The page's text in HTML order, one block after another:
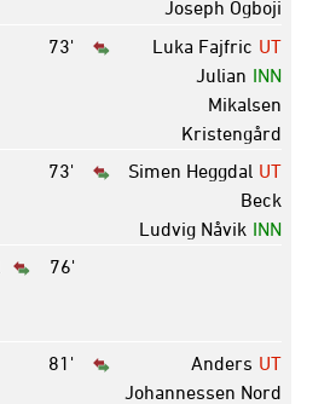
Joseph Ogboji
73'
UT
Luka Fajfric
INN
Julian
Mikalsen
Kristengård
73'
UT
Simen Heggdal
Beck
INN
Ludvig Nåvik
76'
81'
UT
Anders
Johannessen Nord